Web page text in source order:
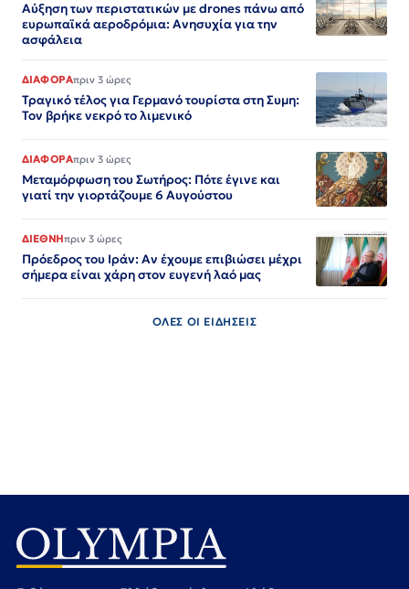
Αύξηση των περιστατικών με drones πάνω από
ευρωπαϊκά αεροδρόμια: Ανησυχία για την
ασφάλεια
ΔΙΑΦΟΡΑπριν 3 ώρες
Τραγικό τέλος για Γερμανό τουρίστα στη Συμη:
Τον βρήκε νεκρό το λιμενικό
ΔΙΑΦΟΡΑπριν 3 ώρες
Μεταμόρφωση του Σωτήρος: Πότε έγινε και
γιατί την γιορτάζουμε 6 Αυγούστου
ΔΙΕΘΝΗπριν 3 ώρες
Πρόεδρος του Ιράν: Αν έχουμε επιβιώσει μέχρι
σήμερα είναι χάρη στον ευγενή λαό μας
ΟΛΕΣ ΟΙ ΕΙΔΗΣΕΙΣ